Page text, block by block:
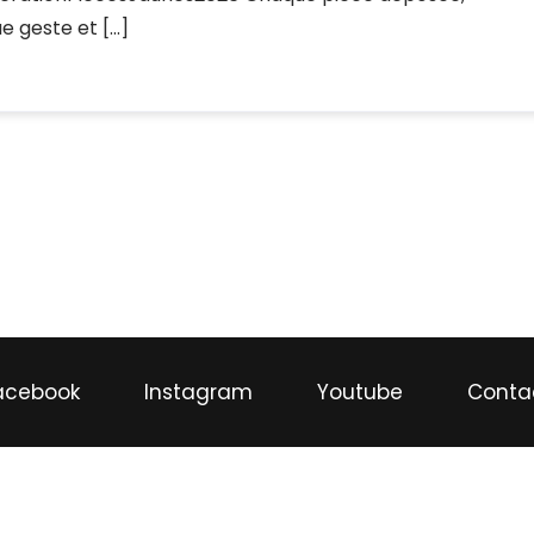
geste et […]
Instagram Youtube